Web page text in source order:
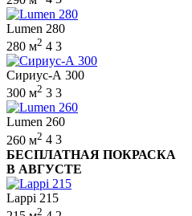
Lumen 280
280 м2 4 3
Сириус-А 300
300 м2 3 3
Lumen 260
260 м2 4 3
БЕСПЛАТНАЯ ПОКРАСКА
В АВГУСТЕ
Lappi 215
2